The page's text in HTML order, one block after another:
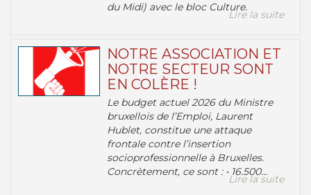
du Midi) avec le bloc Culture.
Lire la suite
NOTRE ASSOCIATION ET
NOTRE SECTEUR SONT
EN COLÈRE !
Le budget actuel 2026 du Ministre
bruxellois de l’Emploi, Laurent
Hublet, constitue une attaque
frontale contre l’insertion
socioprofessionnelle à Bruxelles.
Concrètement, ce sont : • 16.500...
Lire la suite